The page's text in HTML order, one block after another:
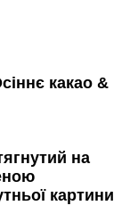
какао &
на
картини